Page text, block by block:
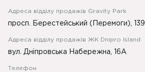
Адреса відділу продажів Gravity Park
просп. Берестейський (Перемоги), 139
Адреса відділу продажів ЖК Dnipro Island
вул. Дніпровська Набережна, 16А
Телефон